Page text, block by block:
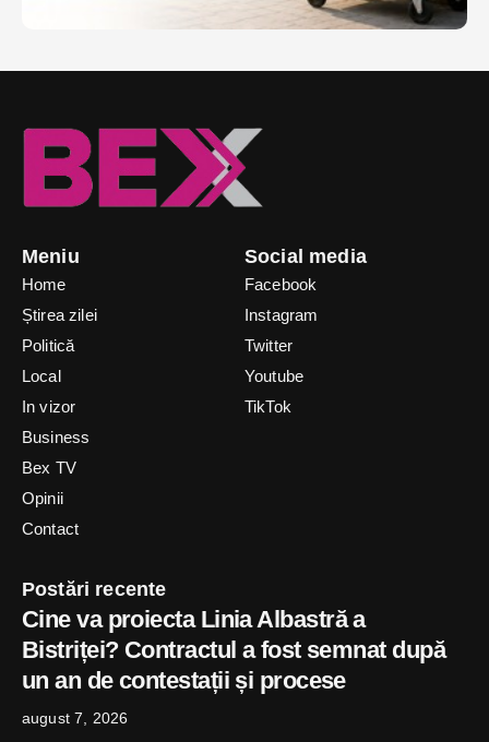
Meniu
Home
Știrea zilei
Politică
Local
In vizor
Business
Bex TV
Opinii
Contact
Social media
Facebook
Instagram
Twitter
Youtube
TikTok
Postări recente
Cine va proiecta Linia Albastră a
Bistriței? Contractul a fost semnat după
un an de contestații și procese
august 7, 2026